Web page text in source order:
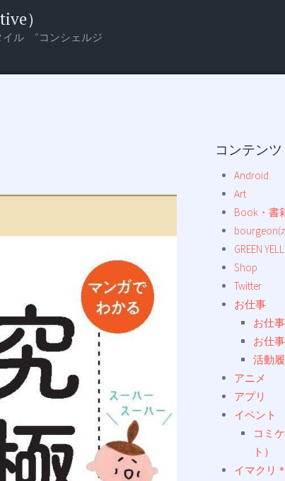
）
イル “コンシェルジ
コンテンツ
Android
Art
Book・書
bourgeon(
GREEN
Shop
Twitter
お仕事
お仕
お仕
活動
アニメ
アプリ
イベント
コミ
ト）
イマクリ